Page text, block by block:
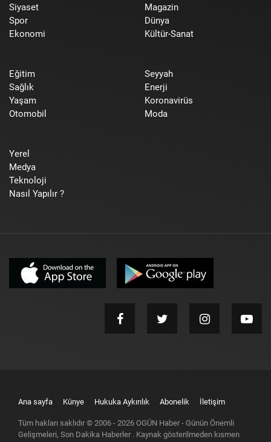
Siyaset
Spor
Ekonomi
Magazin
Dünya
Kültür-Sanat
Eğitim
Sağlık
Yaşam
Otomobil
Seyyah
Enerji
Koronavirüs
Moda
Yerel
Medya
Teknoloji
Nasıl Yapılır ?
Ana sayfa Künye Hukuka Aykırılık Abonelik İletişim
Tüm hakları saklıdır © 2006 - 2026 OGÜN Haber - Günün Önemli
Gelişmeleri, Son Dakika Haberler . Kaynak gösterilmeden kısmen